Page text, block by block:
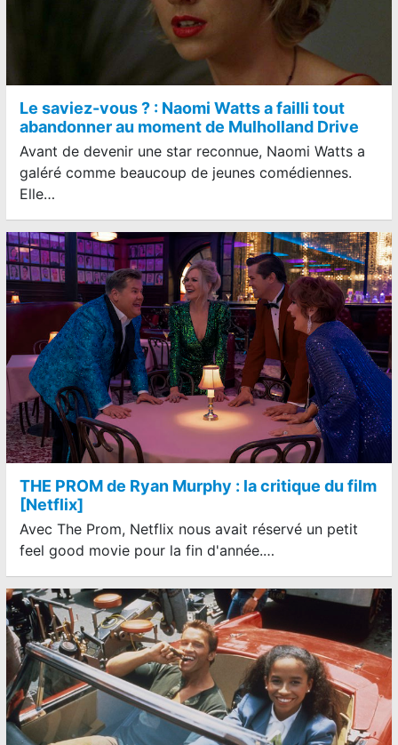
Le saviez-vous ? : Naomi Watts a failli tout
abandonner au moment de Mulholland Drive
Avant de devenir une star reconnue, Naomi Watts a
galéré comme beaucoup de jeunes comédiennes.
Elle…
THE PROM de Ryan Murphy : la critique du film
[Netflix]
Avec The Prom, Netflix nous avait réservé un petit
feel good movie pour la fin d'année.…